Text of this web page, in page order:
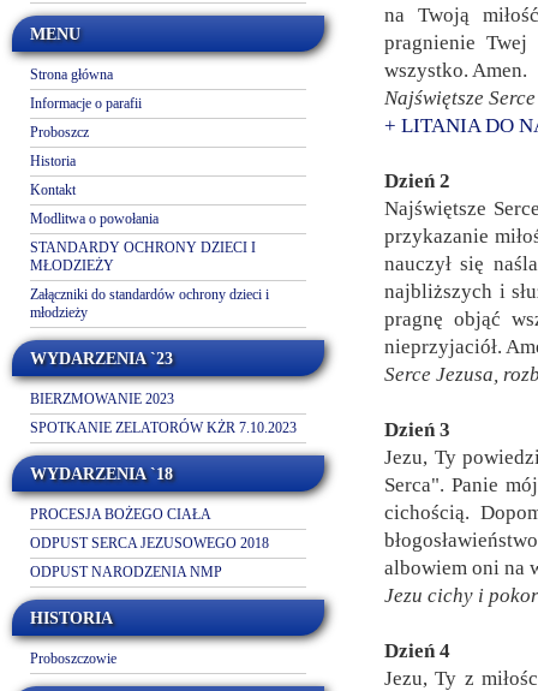
MENU
Strona główna
Informacje o parafii
Proboszcz
Historia
Kontakt
Modlitwa o powołania
STANDARDY OCHRONY DZIECI I
MŁODZIEŻY
Załączniki do standardów ochrony dzieci i
młodzieży
WYDARZENIA `23
BIERZMOWANIE 2023
SPOTKANIE ZELATORÓW KŻR 7.10.2023
WYDARZENIA `18
PROCESJA BOŻEGO CIAŁA
ODPUST SERCA JEZUSOWEGO 2018
ODPUST NARODZENIA NMP
HISTORIA
Proboszczowie
na Twoją
pragnienie
wszystko. Amen.
Najświętsze
+ LITANIA DO
Dzień 2
Najświętsze
przykazanie
nauczył się
najbliższych i
pragnę objąć
nieprzyjaciół.
Serce Jezusa,
Dzień 3
Jezu, Ty
Serca". Panie
cichością.
albowiem oni na
Jezu cichy i
Dzień 4
Jezu, Ty z